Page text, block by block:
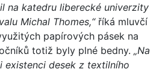
na katedru liberecké univerzity
Michal Thomes,“říká mluvčí
papírových pásek na
totiž byly plné bedny. „Na
existenci desek z textilního